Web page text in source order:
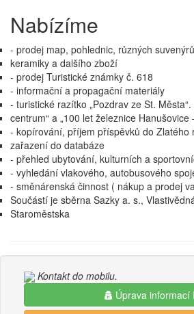
Nabízíme
- prodej map, pohlednic, různých
keramiky a dalšího zboží
- prodej Turistické známky č. 618
- informační a propagační materiály
- turistické razítko „Pozdrav ze St.
centrum“ a „100 let železnice Hanušovice
- kopírování, příjem příspěvků do Zlatého
zařazení do databáze
- přehled ubytování, kulturních a
- vyhledání vlakového, autobusového
- směnárenská činnost ( nákup a prodej
Součástí je sběrna Sazky a. s.,
Staroměstska
Kontakt do mobilu.
Úprava informací